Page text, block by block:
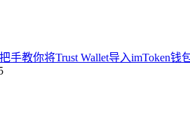
手教你将Trust Wallet导入imToken钱